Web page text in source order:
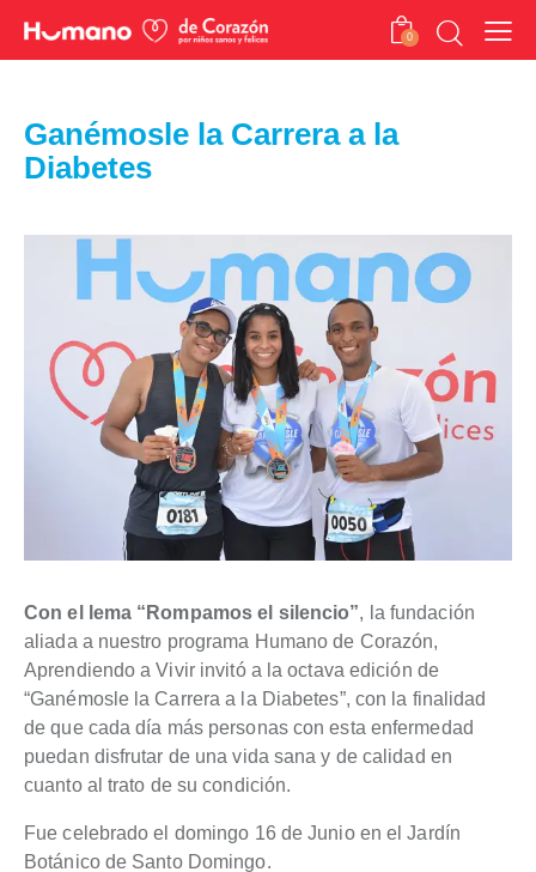
0
Ganémosle la Carrera a la
Diabetes
Con el lema “Rompamos el silencio”, la fundación
aliada a nuestro programa Humano de Corazón,
Aprendiendo a Vivir invitó a la octava edición de
“Ganémosle la Carrera a la Diabetes”, con la finalidad
de que cada día más personas con esta enfermedad
puedan disfrutar de una vida sana y de calidad en
cuanto al trato de su condición.
Fue celebrado el domingo 16 de Junio en el Jardín
Botánico de Santo Domingo.